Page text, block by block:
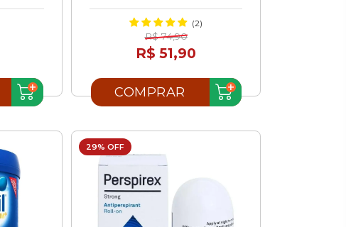
(2)
R$ 74,90
R$ 51,90
COMPRAR
29% OFF